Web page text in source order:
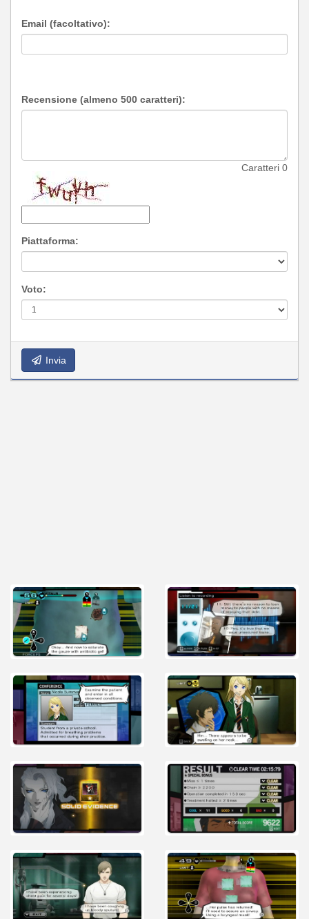
Email (facoltativo):
Recensione (almeno 500 caratteri):
Caratteri 0
Piattaforma:
Voto:
Invia